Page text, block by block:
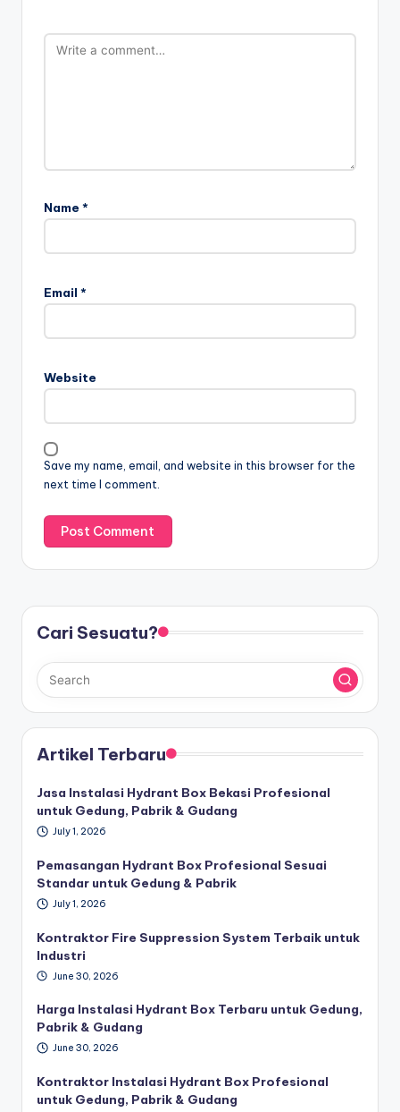
Name *
Email *
Website
Save my name, email, and website in this browser for the
next time I comment.
Cari Sesuatu?
Artikel Terbaru
Jasa Instalasi Hydrant Box Bekasi Profesional
untuk Gedung, Pabrik & Gudang
July 1, 2026
Pemasangan Hydrant Box Profesional Sesuai
Standar untuk Gedung & Pabrik
July 1, 2026
Kontraktor Fire Suppression System Terbaik untuk
Industri
June 30, 2026
Harga Instalasi Hydrant Box Terbaru untuk Gedung,
Pabrik & Gudang
June 30, 2026
Kontraktor Instalasi Hydrant Box Profesional
untuk Gedung, Pabrik & Gudang